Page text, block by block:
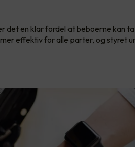
det en klar fordel at beboerne kan
effektiv for alle parter, og styret